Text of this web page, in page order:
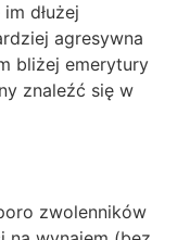
dłużej
agresywna
bliżej emerytury
znaleźć się w
zwolenników